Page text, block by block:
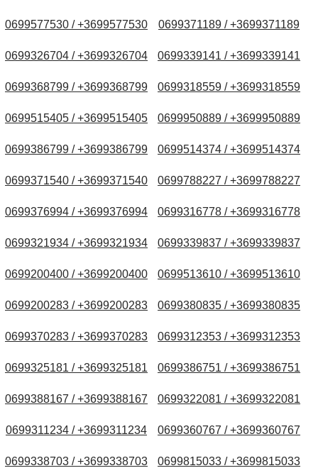
0699577530 / +3699577530 0699371189 / +3699371189
0699326704 / +3699326704 0699339141 / +3699339141
0699368799 / +3699368799 0699318559 / +3699318559
0699515405 / +3699515405 0699950889 / +3699950889
0699386799 / +3699386799 0699514374 / +3699514374
0699371540 / +3699371540 0699788227 / +3699788227
0699376994 / +3699376994 0699316778 / +3699316778
0699321934 / +3699321934 0699339837 / +3699339837
0699200400 / +3699200400 0699513610 / +3699513610
0699200283 / +3699200283 0699380835 / +3699380835
0699370283 / +3699370283 0699312353 / +3699312353
0699325181 / +3699325181 0699386751 / +3699386751
0699388167 / +3699388167 0699322081 / +3699322081
0699311234 / +3699311234 0699360767 / +3699360767
0699338703 / +3699338703 0699815033 / +3699815033